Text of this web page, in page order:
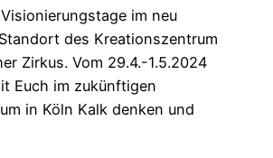
im neu
des Kreationszentrum
Zirkus. Vom 29.4.-1.5.2024
Euch im zukünftigen
in Köln Kalk denken und